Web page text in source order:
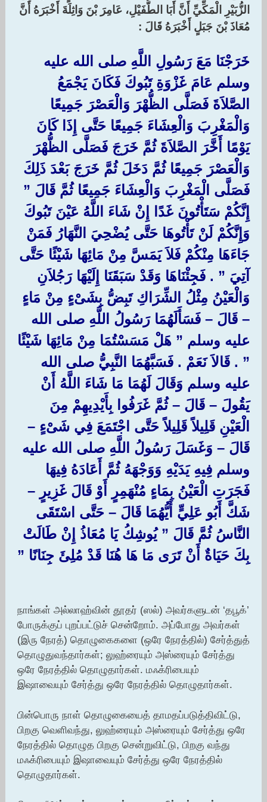
الزُّبَيْرِ الْمَكِّيِّ أَنَّ أَبَا الطُّفَيْلِ، عَامِرَ بْنَ وَاثِلَةَ أَخْبَرَهُ أَنَّ
مُعَاذَ بْنَ جَبَلٍ أَخْبَرَهُ قَالَ :‏
خَرَجْنَا مَعَ رَسُولِ اللَّهِ صلى الله عليه
وسلم عَامَ غَزْوَةِ تَبُوكَ فَكَانَ يَجْمَعُ
الصَّلاَةَ فَصَلَّى الظُّهْرَ وَالْعَصْرَ جَمِيعًا
وَالْمَغْرِبَ وَالْعِشَاءَ جَمِيعًا حَتَّى إِذَا كَانَ
يَوْمًا أَخَّرَ الصَّلاَةَ ثُمَّ خَرَجَ فَصَلَّى الظُّهْرَ
وَالْعَصْرَ جَمِيعًا ثُمَّ دَخَلَ ثُمَّ خَرَجَ بَعْدَ ذَلِكَ
فَصَلَّى الْمَغْرِبَ وَالْعِشَاءَ جَمِيعًا ثُمَّ قَالَ ‏”‏
إِنَّكُمْ سَتَأْتُونَ غَدًا إِنْ شَاءَ اللَّهُ عَيْنَ تَبُوكَ
وَإِنَّكُمْ لَنْ تَأْتُوهَا حَتَّى يُضْحِيَ النَّهَارُ فَمَنْ
جَاءَهَا مِنْكُمْ فَلاَ يَمَسَّ مِنْ مَائِهَا شَيْئًا حَتَّى
آتِيَ ‏”‏ ‏.‏ فَجِئْنَاهَا وَقَدْ سَبَقَنَا إِلَيْهَا رَجُلاَنِ
وَالْعَيْنُ مِثْلُ الشِّرَاكِ تَبِضُّ بِشَىْءٍ مِنْ مَاءٍ
– قَالَ – فَسَأَلَهُمَا رَسُولُ اللَّهِ صلى الله
عليه وسلم ‏”‏ هَلْ مَسَسْتُمَا مِنْ مَائِهَا شَيْئًا
‏”‏ ‏.‏ قَالاَ نَعَمْ ‏.‏ فَسَبَّهُمَا النَّبِيُّ صلى الله
عليه وسلم وَقَالَ لَهُمَا مَا شَاءَ اللَّهُ أَنْ
يَقُولَ – قَالَ – ثُمَّ غَرَفُوا بِأَيْدِيهِمْ مِنَ
الْعَيْنِ قَلِيلاً قَلِيلاً حَتَّى اجْتَمَعَ فِي شَىْءٍ –
قَالَ – وَغَسَلَ رَسُولُ اللَّهِ صلى الله عليه
وسلم فِيهِ يَدَيْهِ وَوَجْهَهُ ثُمَّ أَعَادَهُ فِيهَا
فَجَرَتِ الْعَيْنُ بِمَاءٍ مُنْهَمِرٍ أَوْ قَالَ غَزِيرٍ –
شَكَّ أَبُو عَلِيٍّ أَيُّهُمَا قَالَ – حَتَّى اسْتَقَى
النَّاسُ ثُمَّ قَالَ ‏”‏ يُوشِكُ يَا مُعَاذُ إِنْ طَالَتْ
بِكَ حَيَاةٌ أَنْ تَرَى مَا هَا هُنَا قَدْ مُلِئَ جِنَانًا ‏”‏
நாங்கள் அல்லாஹ்வின் தூதர் (ஸல்) அவர்களுடன் ‘தபூக்’
போருக்குப் புறப்பட்டுச் சென்றோம். அப்போது அவர்கள்
(இரு நேரத்) தொழுகைகளை (ஒரே நேரத்தில்) சேர்த்துத்
தொழுதுவந்தார்கள்; லுஹ்ரையும் அஸ்ரையும் சேர்த்து
ஒரே நேரத்தில் தொழுதார்கள். மஃக்ரிபையும்
இஷாவையும் சேர்த்து ஒரே நேரத்தில் தொழுதார்கள்.
பின்பொரு நாள் தொழுகையைத் தாமதப்படுத்திவிட்டு,
பிறகு வெளிவந்து, லுஹ்ரையும் அஸ்ரையும் சேர்த்து ஒரே
நேரத்தில் தொழுத பிறகு சென்றுவிட்டு, பிறகு வந்து
மஃக்ரிபையும் இஷாவையும் சேர்த்து ஒரே நேரத்தில்
தொழுதார்கள்.